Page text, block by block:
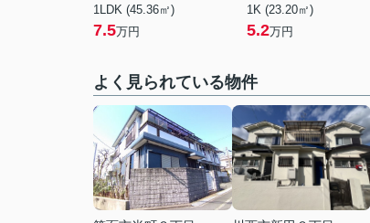
1LDK (45.36㎡)
7.5万円
1K (23.20㎡)
5.2万円
よく見られている物件